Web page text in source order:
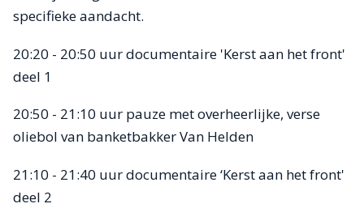
specifieke aandacht.
20:20 - 20:50 uur documentaire 'Kerst aan het front'
deel 1
20:50 - 21:10 uur pauze met overheerlijke, verse
oliebol van banketbakker Van Helden
21:10 - 21:40 uur documentaire ‘Kerst aan het front'
deel 2